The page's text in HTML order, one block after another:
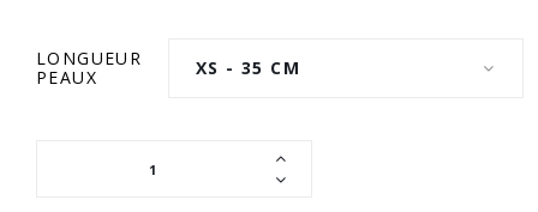
LONGUEUR
PEAUX
XS - 35 CM